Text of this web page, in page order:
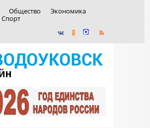
Общество
Экономика
Спорт